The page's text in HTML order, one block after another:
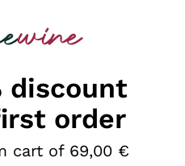
discount
order
cart of 69,00 €